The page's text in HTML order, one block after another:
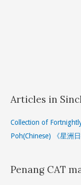
Articles in
Collection of
Poh(Chinese) 《星洲
Penang CAT